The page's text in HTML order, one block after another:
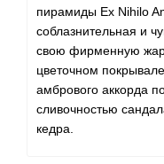
пирамиды Ex Nihilo
соблазнительная и
свою фирменную
цветочном
амбрового аккорда
сливочностью
кедра.